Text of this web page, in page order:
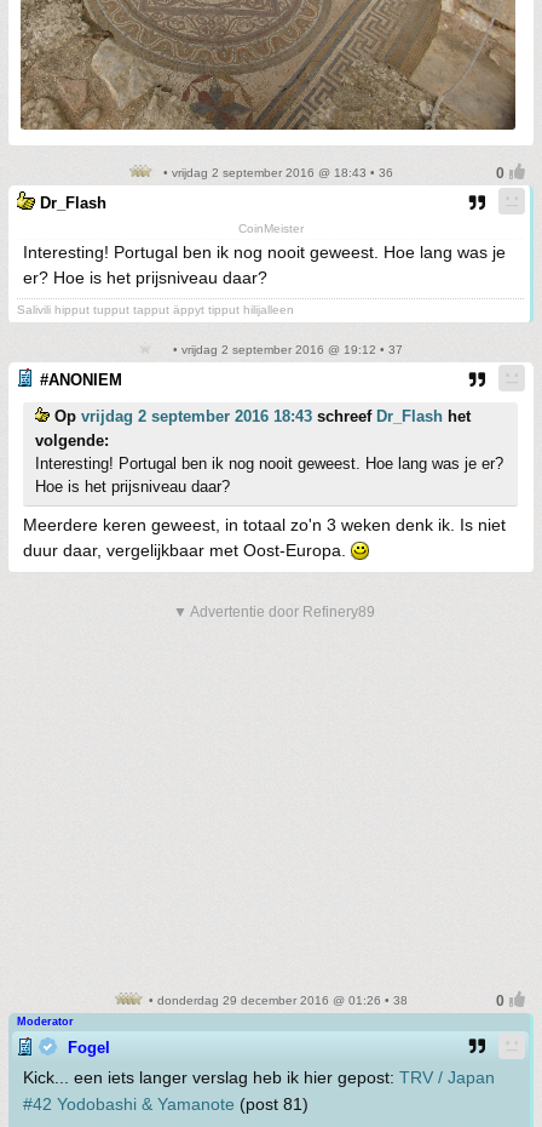
• vrijdag 2 september 2016 @ 18:43 • 36
Dr_Flash
CoinMeister
Interesting! Portugal ben ik nog nooit geweest. Hoe lang was je
er? Hoe is het prijsniveau daar?
Salivili hipput tupput tapput äppyt tipput hilijalleen
• vrijdag 2 september 2016 @ 19:12 • 37
#ANONIEM
Op vrijdag 2 september 2016 18:43 schreef Dr_Flash het
volgende:
Interesting! Portugal ben ik nog nooit geweest. Hoe lang was je er?
Hoe is het prijsniveau daar?
Meerdere keren geweest, in totaal zo'n 3 weken denk ik. Is niet
duur daar, vergelijkbaar met Oost-Europa.
▼ Advertentie door Refinery89
• donderdag 29 december 2016 @ 01:26 • 38
Moderator
Fogel
Kick... een iets langer verslag heb ik hier gepost: TRV / Japan
#42 Yodobashi & Yamanote (post 81)